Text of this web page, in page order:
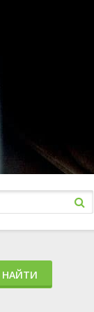
НАЙТИ